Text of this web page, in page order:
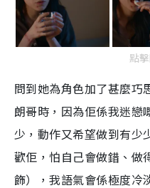
點
問到她為角色加了甚麼巧
朗哥時，因為佢係我迷戀
少，動作又希望做到有少
歡佢，怕自己會做錯、做
飾），我語氣會係極度冷